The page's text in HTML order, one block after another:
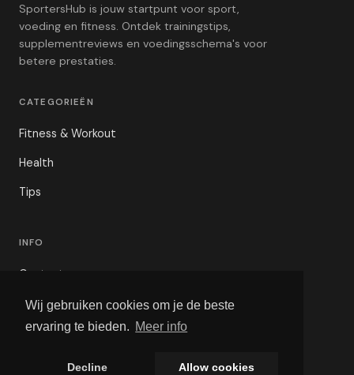
Wij gebruiken cookies om je de beste
ervaring te bieden. Meer info
Decline Allow cookies
SportersHub is jouw startpunt voor sport,
voeding en fitness. Ontdek trainingstips,
supplementreviews en voedingsschema's voor
betere prestaties.
CATEGORIEËN
Fitness & Workout
Health
Tips
INFO
Contact
Privacybeleid
Voorwaarden